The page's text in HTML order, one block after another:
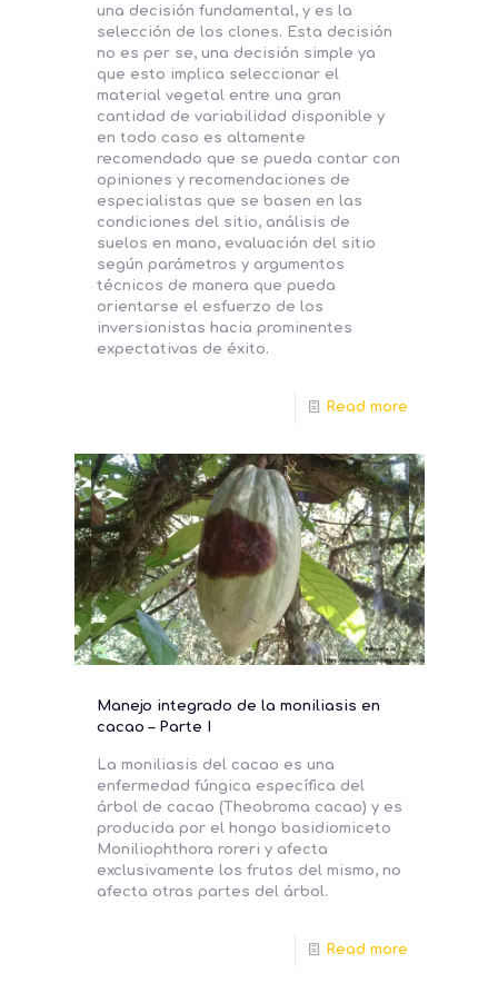
una decisión fundamental, y es la
selección de los clones. Esta decisión
no es per se, una decisión simple ya
que esto implica seleccionar el
material vegetal entre una gran
cantidad de variabilidad disponible y
en todo caso es altamente
recomendado que se pueda contar con
opiniones y recomendaciones de
especialistas que se basen en las
condiciones del sitio, análisis de
suelos en mano, evaluación del sitio
según parámetros y argumentos
técnicos de manera que pueda
orientarse el esfuerzo de los
inversionistas hacia prominentes
expectativas de éxito.
Read more
Manejo integrado de la moniliasis en
cacao – Parte I
La moniliasis del cacao es una
enfermedad fúngica específica del
árbol de cacao (Theobroma cacao) y es
producida por el hongo basidiomiceto
Moniliophthora roreri y afecta
exclusivamente los frutos del mismo, no
afecta otras partes del árbol.
Read more